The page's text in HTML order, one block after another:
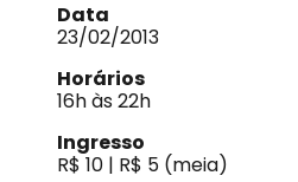
Data
23/02/2013
Horários
16h às 22h
Ingresso
R$ 10 | R$ 5 (meia)